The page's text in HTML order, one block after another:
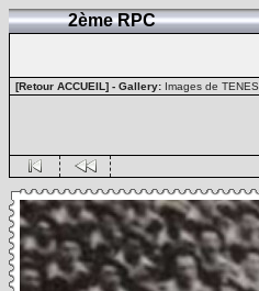
2ème RPC
[Retour ACCUEIL] - Gallery: Images de TENES